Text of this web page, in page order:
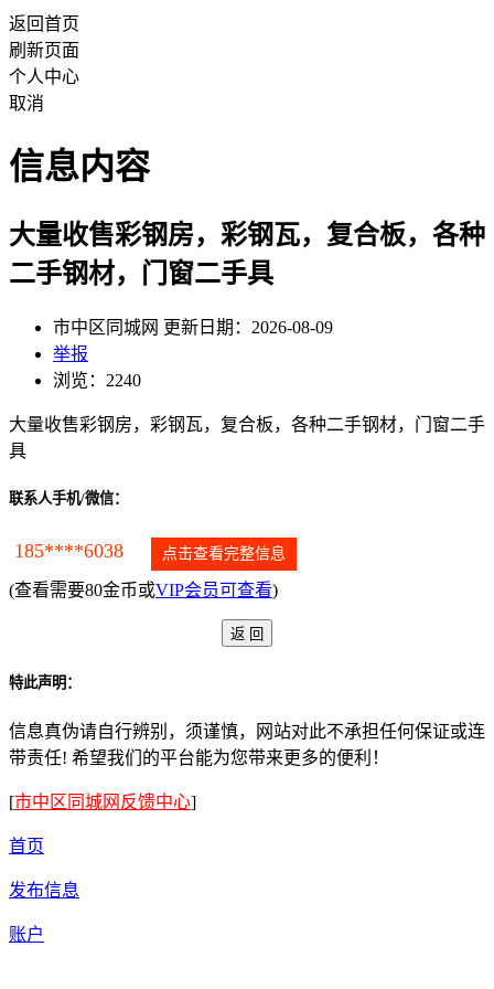
返回首页
刷新页面
个人中心
取消
信息内容
大量收售彩钢房，彩钢瓦，复合板，各种
二手钢材，门窗二手具
市中区同城网 更新日期：2026-08-09
举报
浏览：2240
大量收售彩钢房，彩钢瓦，复合板，各种二手钢材，门窗二手
具
联系人手机/微信：
185****6038 点击查看完整信息
(查看需要80金币或VIP会员可查看)
特此声明：
信息真伪请自行辨别，须谨慎，网站对此不承担任何保证或连
带责任! 希望我们的平台能为您带来更多的便利！
[市中区同城网反馈中心]
首页
发布信息
账户